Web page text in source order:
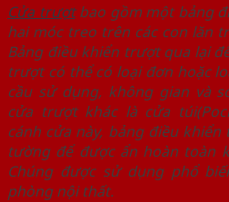
Cửa trượtbao gồm một bảng
hai móc treo trên các con lăn
Bảng điều khiển trượt qua lại
trượt có thể có loại đơn hoặc
cầu sử dụng, không gian và
cửa trượt khác là cửa
cánh cửa này, bảng điều
tường để được ẩn hoàn toàn
Chúng được sử dụng phổ
phòng nội thất.